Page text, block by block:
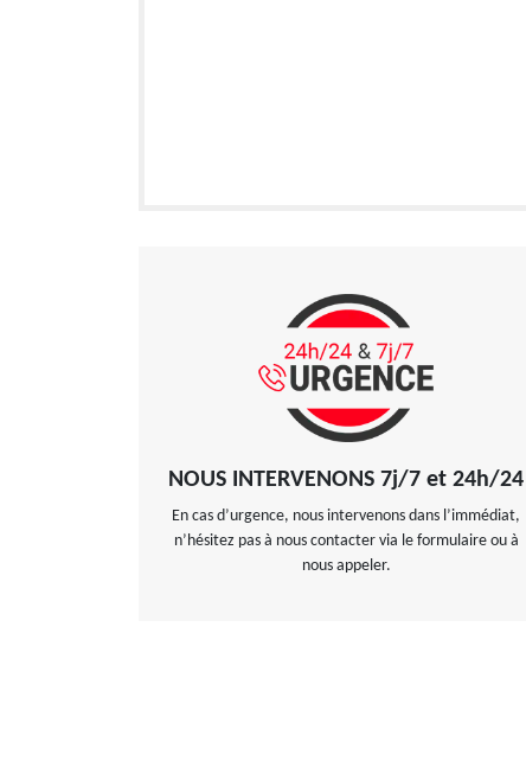
NOUS INTERVENONS 7j/7 et 24h/24
En cas d’urgence, nous intervenons dans l’immédiat,
n’hésitez pas à nous contacter via le formulaire ou à
nous appeler.